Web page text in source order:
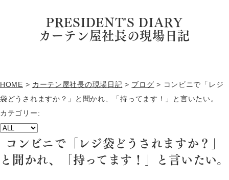
PRESIDENT'S DIARY
カーテン屋社長の現場日記
HOME > カーテン屋社長の現場日記 > ブログ > コンビニで「レジ
袋どうされますか？」と聞かれ、「持ってます！」と言いたい。
カテゴリー:
コンビニで「レジ袋どうされますか？」
と聞かれ、「持ってます！」と言いたい。